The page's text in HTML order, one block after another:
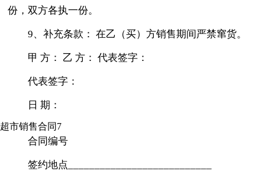
份，双方各执一份。
9、补充条款： 在乙（买）方销售期间严禁窜货。
甲 方： 乙 方： 代表签字：
代表签字：
日 期：
超市销售合同7
合同编号
签约地点___________________________